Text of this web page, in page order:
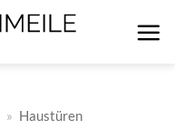
» Haustüren